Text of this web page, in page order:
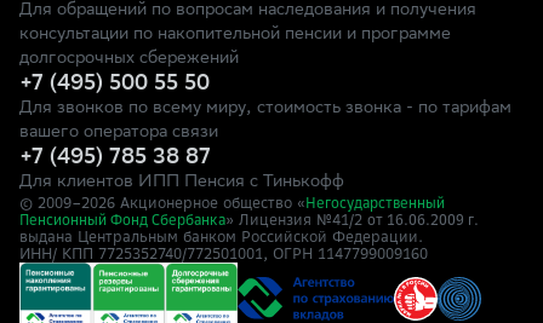
Для обращений по вопросам наследования и получения
консультации по накопительной пенсии и программе
долгосрочных сбережений
+7 (495) 500 55 50
Для звонков по всему миру, стоимость звонка - по тарифам
вашего оператора связи
+7 (495) 785 38 87
Для клиентов ИПП Пенсия с Тинькофф
© 2009–2026 Акционерное общество « Негосударственный
Пенсионный Фонд Сбербанка» Лицензия №41/2 от 16.06.2009 г.
выдана Центральным банком Российской Федерации.
ИНН/ КПП 7725352740/772501001, ОГРН 1147799009160